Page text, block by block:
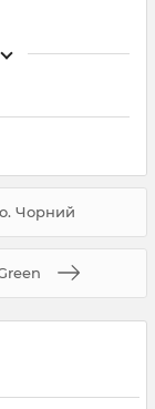
Чорний